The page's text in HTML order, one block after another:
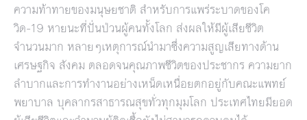
ความท้าทายของมนุษยชาติ สำหรับการแพร่ระบาดของโค
วิด-19 หายนะที่ปั่นป่วนผู้คนทั้งโลก ส่งผลให้มีผู้เสียชีวิต
จำนวนมาก หลายๆเหตุการณ์นำมาซึ่งความสูญเสียทางด้าน
เศรษฐกิจ สังคม ตลอดจนคุณภาพชีวิตของประชากร ความยาก
ลำบากและการทำงานอย่างเหน็ดเหนื่อยตกอยู่กับคณะแพทย์
พยาบาล บุคลากรสาธารณสุขทั่วทุกมุมโลก ประเทศไทยมียอด